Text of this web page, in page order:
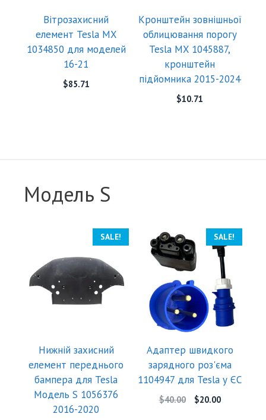
Вітрозахисний
елемент Tesla MX
1034850 для моделей
16-21
$85.71
Кронштейн зовнішньої
облицювання порогу
Tesla MX 1045887,
кронштейн
підйомника 2015-2024
$10.71
Модель S
SALE!
Нижній захисний
елемент переднього
бампера для Tesla
Модель S 1056376
2016-2020
SALE!
Адаптер швидкого
зарядного роз'єма
1104947 для Tesla у ЄС
$40.00 $20.00